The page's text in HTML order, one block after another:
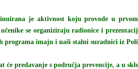
je aktivnost koju provode u
se organiziraju radionice i
imaju i naši stalni suradnici iz
će predavanje s područja prevencije, a u